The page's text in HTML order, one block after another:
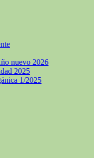
nuevo 2026
2025
1/2025